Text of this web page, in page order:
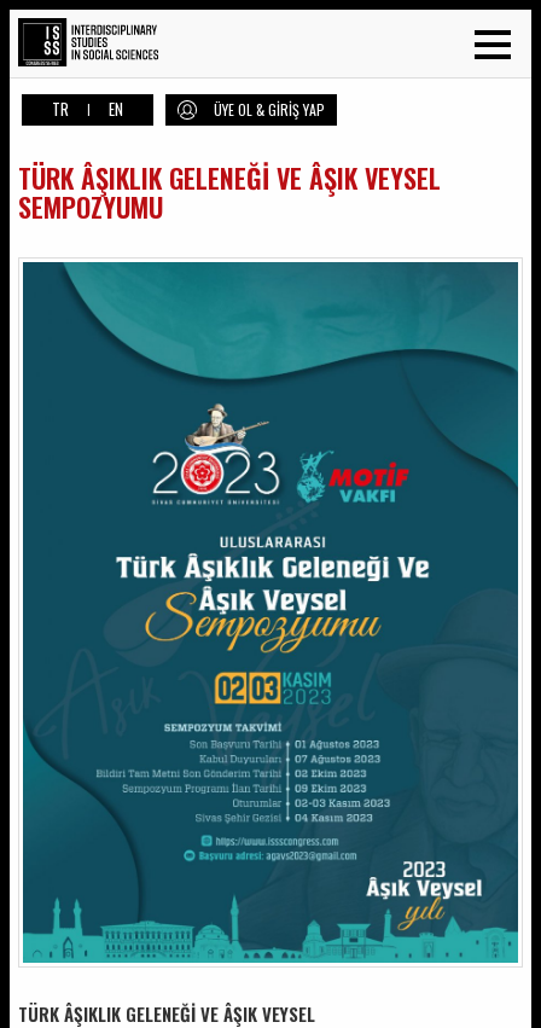
TR | EN ÜYE OL & GİRİŞ YAP
TÜRK ÂŞIKLIK GELENEĞİ VE ÂŞIK VEYSEL
SEMPOZYUMU
TÜRK ÂŞIKLIK GELENEĞİ VE ÂŞIK VEYSEL